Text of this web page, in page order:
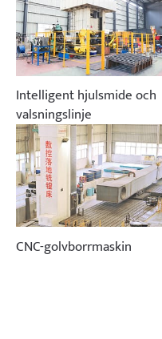
Intelligent hjulsmide och
valsningslinje
CNC-golvborrmaskin